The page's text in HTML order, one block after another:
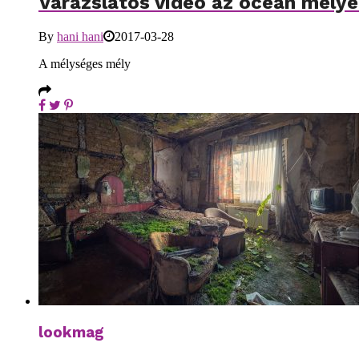
By hani hani
2017-03-28
A mélységes mély
lookmag